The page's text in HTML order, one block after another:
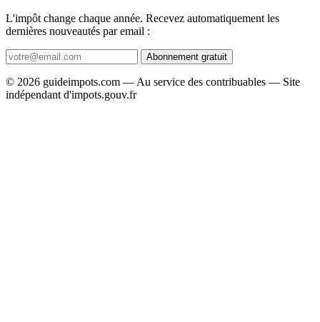
L'impôt change chaque année. Recevez automatiquement les
dernières nouveautés par email :
Abonnement gratuit
© 2026 guideimpots.com — Au service des contribuables — Site
indépendant d'impots.gouv.fr